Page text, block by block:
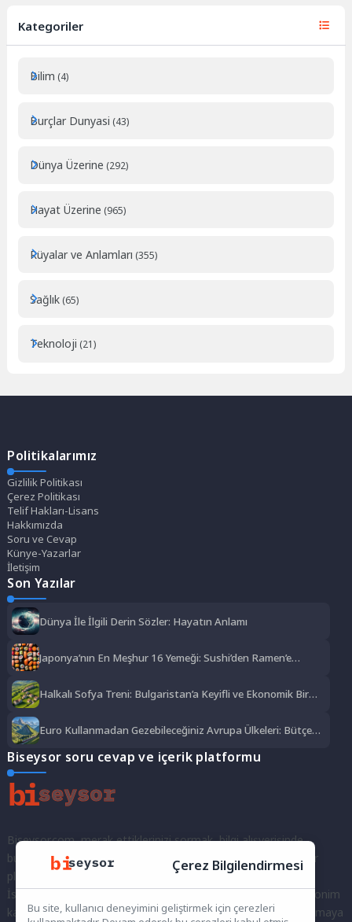
Kategoriler
Bilim (4)
Burçlar Dunyasi (43)
Dünya Üzerine (292)
Hayat Üzerine (965)
Rüyalar ve Anlamları (355)
Sağlık (65)
Teknoloji (21)
Politikalarımız
Gizlilik Politikası
Çerez Politikası
Telif Hakları-Lisans
Hakkımızda
Soru ve Cevap
Künye-Yazarlar
İletişim
Son Yazılar
Dünya İle İlgili Derin Sözler: Hayatın Anlamı
Japonya’nın En Meşhur 16 Yemeği: Sushi’den Ramen’e
Halkalı Sofya Treni: Bulgaristan’a Keyifli ve Ekonomik Bir
Euro Kullanmadan Gezebileceğiniz Avrupa Ülkeleri: Bütçe
Biseysor soru cevap ve içerik platformu
Biseysor.com, merak ettiklerinizi sormak, bilgi alışverişinde
bulunmak ve fikirlerinizi paylaşmak için bir araya geldiğimiz bir
platformdur.
İster kayıtlı bir kullanıcı olarak topluluğumuza katılın, ister anonim
kalarak sorularınızı yöneltin; burada her türlü soruya ve tartışmaya
Çerez Bilgilendirmesi
Bu site, kullanıcı deneyimini geliştirmek için çerezleri